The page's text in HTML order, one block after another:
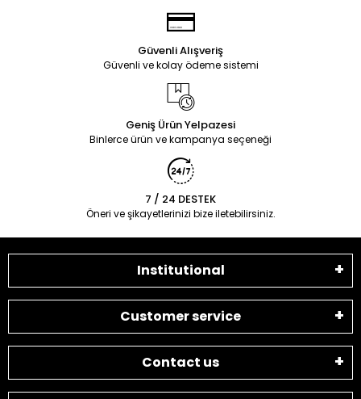
Güvenli Alışveriş
Güvenli ve kolay ödeme sistemi
Geniş Ürün Yelpazesi
Binlerce ürün ve kampanya seçeneği
7 / 24 DESTEK
Öneri ve şikayetlerinizi bize iletebilirsiniz.
Institutional
Customer service
Contact us